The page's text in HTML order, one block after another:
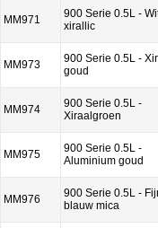
MM971
900 Serie 0.5L -
xirallic
MM973
900 Serie 0.5L -
goud
MM974
900 Serie 0.5L -
Xiraalgroen
MM975
900 Serie 0.5L -
Aluminium goud
MM976
900 Serie 0.5L -
blauw mica